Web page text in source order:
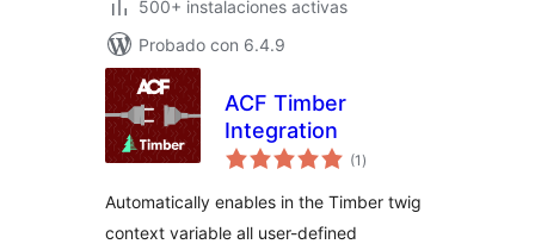
500+ instalaciones activas
Probado con 6.4.9
ACF Timber
Integration
(1 total
de
)
Automatically enables in the Timber twig
context variable all user-defined